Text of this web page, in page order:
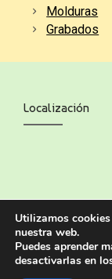
Molduras
Grabados
Localización
Utilizamos
nuestra web.
Puedes aprender
desactivarlas en